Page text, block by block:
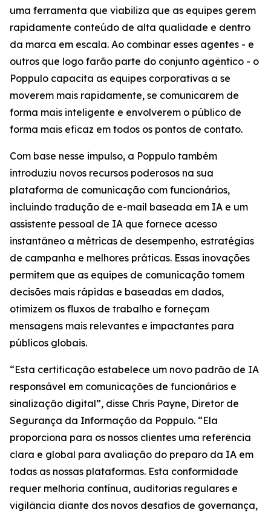
uma ferramenta que viabiliza que as equipes gerem
rapidamente conteúdo de alta qualidade e dentro
da marca em escala. Ao combinar esses agentes - e
outros que logo farão parte do conjunto agêntico - o
Poppulo capacita as equipes corporativas a se
moverem mais rapidamente, se comunicarem de
forma mais inteligente e envolverem o público de
forma mais eficaz em todos os pontos de contato.
Com base nesse impulso, a Poppulo também
introduziu novos recursos poderosos na sua
plataforma de comunicação com funcionários,
incluindo tradução de e-mail baseada em IA e um
assistente pessoal de IA que fornece acesso
instantâneo a métricas de desempenho, estratégias
de campanha e melhores práticas. Essas inovações
permitem que as equipes de comunicação tomem
decisões mais rápidas e baseadas em dados,
otimizem os fluxos de trabalho e forneçam
mensagens mais relevantes e impactantes para
públicos globais.
“Esta certificação estabelece um novo padrão de IA
responsável em comunicações de funcionários e
sinalização digital”, disse Chris Payne, Diretor de
Segurança da Informação da Poppulo. “Ela
proporciona para os nossos clientes uma referência
clara e global para avaliação do preparo da IA em
todas as nossas plataformas. Esta conformidade
requer melhoria contínua, auditorias regulares e
vigilância diante dos novos desafios de governança,